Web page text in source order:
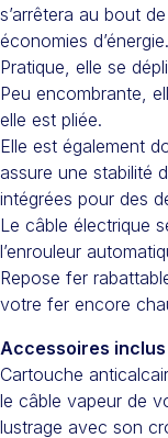
s’arrêtera au bout
économies d’énergie.
Pratique, elle se
Peu encombrante,
elle est pliée.
Elle est également
assure une stabilité
intégrées pour des
Le câble électrique
l’enrouleur
Repose fer
votre fer encore
Accessoires inclus
Cartouche
le câble vapeur de
lustrage avec son